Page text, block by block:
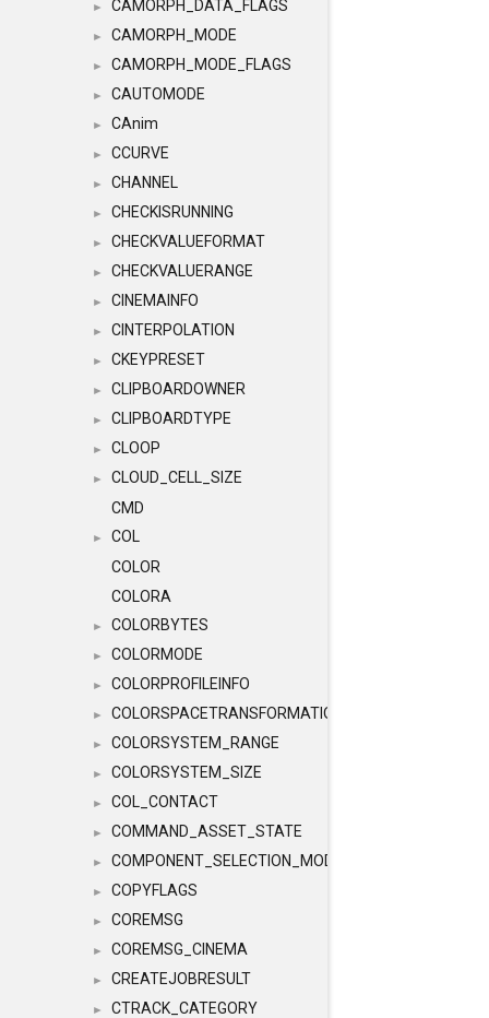
► CAMORPH_DATA_FLAGS
► CAMORPH_MODE
► CAMORPH_MODE_FLAGS
► CAUTOMODE
► CAnim
► CCURVE
► CHANNEL
► CHECKISRUNNING
► CHECKVALUEFORMAT
► CHECKVALUERANGE
► CINEMAINFO
► CINTERPOLATION
► CKEYPRESET
► CLIPBOARDOWNER
► CLIPBOARDTYPE
► CLOOP
►
CLOUD_CELL_SIZE
CMD
►
COL
COLOR
COLORA
► COLORBYTES
► COLORMODE
► COLORPROFILEINFO
► COLORSPACETRANSFORMATION
► COLORSYSTEM_RANGE
► COLORSYSTEM_SIZE
► COL_CONTACT
► COMMAND_ASSET_STATE
► COMPONENT_SELECTION_MODES
► COPYFLAGS
► COREMSG
► COREMSG_CINEMA
► CREATEJOBRESULT
► CTRACK_CATEGORY